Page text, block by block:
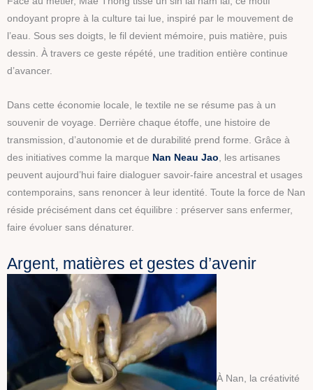
ondoyant propre à la culture tai lue, inspiré par le mouvement de
l’eau. Sous ses doigts, le fil devient mémoire, puis matière, puis
dessin. À travers ce geste répété, une tradition entière continue
d’avancer.
Dans cette économie locale, le textile ne se résume pas à un
souvenir de voyage. Derrière chaque étoffe, une histoire de
transmission, d’autonomie et de durabilité prend forme. Grâce à
des initiatives comme la marque Nan Neau Jao, les artisanes
peuvent aujourd’hui faire dialoguer savoir-faire ancestral et usages
contemporains, sans renoncer à leur identité. Toute la force de Nan
réside précisément dans cet équilibre : préserver sans enfermer,
faire évoluer sans dénaturer.
Argent, matières et gestes d’avenir
À Nan, la créativité